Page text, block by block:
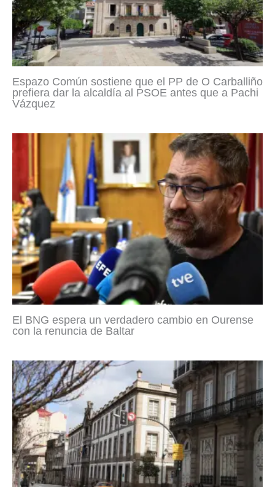
Espazo Común sostiene que el PP de O Carballiño
prefiera dar la alcaldía al PSOE antes que a Pachi
Vázquez
El BNG espera un verdadero cambio en Ourense
con la renuncia de Baltar